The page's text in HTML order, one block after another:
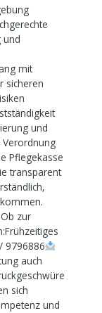
und
mit
sicheren
und
Pflegekasse
transparent
zur
9796886
auch
sich
und